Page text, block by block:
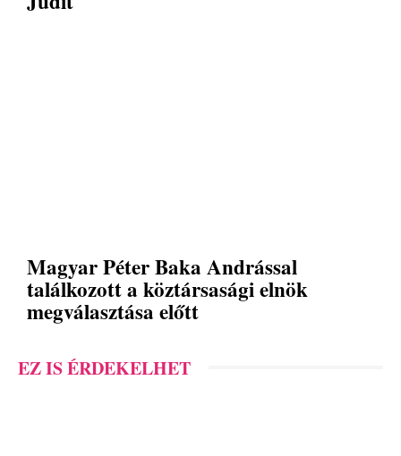
Magyar Péter Baka Andrással
találkozott a köztársasági elnök
megválasztása előtt
EZ IS ÉRDEKELHET